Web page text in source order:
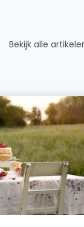
Bekijk alle